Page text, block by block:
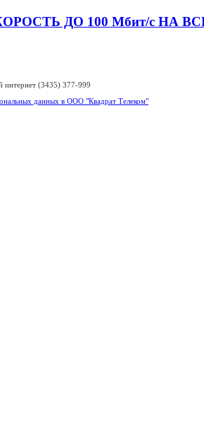
ДО 100 Мбит/с
(3435) 377-999
данных в ООО "Квадрат Телеком"